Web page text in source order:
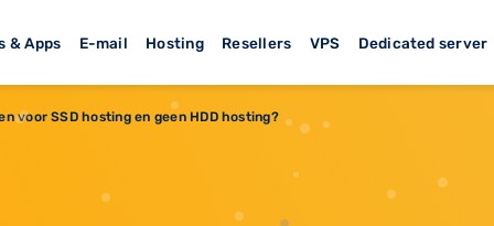
& Apps E-mail Hosting Resellers VPS Dedicated server
voor SSD hosting en geen HDD hosting?